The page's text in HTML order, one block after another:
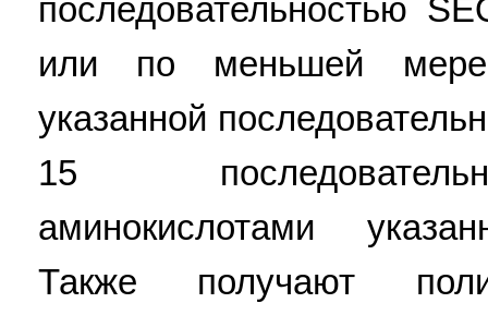
последовательностью
или по меньшей
указанной
15
аминокислотами
Также получают